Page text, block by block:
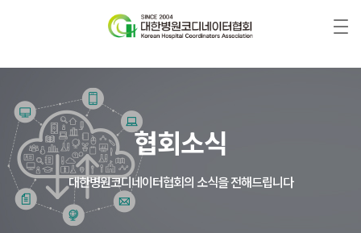
협회소식
대한병원코디네이터협회의 소식을 전해드립니다